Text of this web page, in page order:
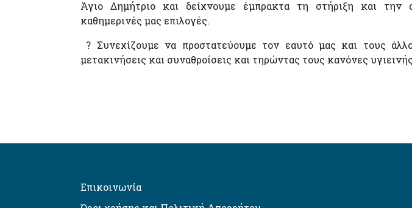
Άγιο Δημήτριο και δείχνουμε έμπρακτα τη στήριξη και την
καθημερινές μας επιλογές.
? Συνεχίζουμε να προστατεύουμε τον εαυτό μας και τους
μετακινήσεις και συναθροίσεις και τηρώντας τους κανόνες
Επικοινωνία